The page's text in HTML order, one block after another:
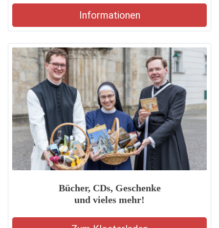
Informationen
Bücher, CDs, Geschenke
und vieles mehr!